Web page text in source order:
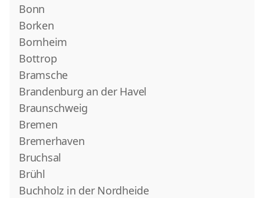
Bonn
Borken
Bornheim
Bottrop
Bramsche
Brandenburg an der Havel
Braunschweig
Bremen
Bremerhaven
Bruchsal
Brühl
Buchholz in der Nordheide